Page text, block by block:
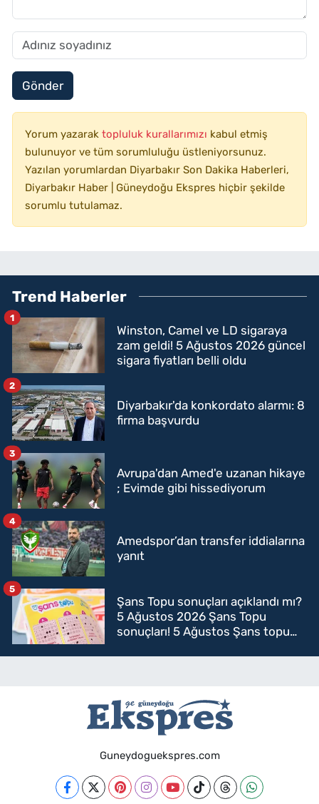
Gönder
Yorum yazarak topluluk kurallarımızı kabul etmiş
bulunuyor ve tüm sorumluluğu üstleniyorsunuz.
Yazılan yorumlardan Diyarbakır Son Dakika Haberleri,
Diyarbakır Haber | Güneydoğu Ekspres hiçbir şekilde
sorumlu tutulamaz.
Trend Haberler
Winston, Camel ve LD sigaraya
zam geldi! 5 Ağustos 2026 güncel
sigara fiyatları belli oldu
1
Diyarbakır'da konkordato alarmı: 8
firma başvurdu
2
Avrupa'dan Amed'e uzanan hikaye
; Evimde gibi hissediyorum
3
Amedspor’dan transfer iddialarına
yanıt
4
Şans Topu sonuçları açıklandı mı?
5 Ağustos 2026 Şans Topu
sonuçları! 5 Ağustos Şans topu
5
Guneydoguekspres.com